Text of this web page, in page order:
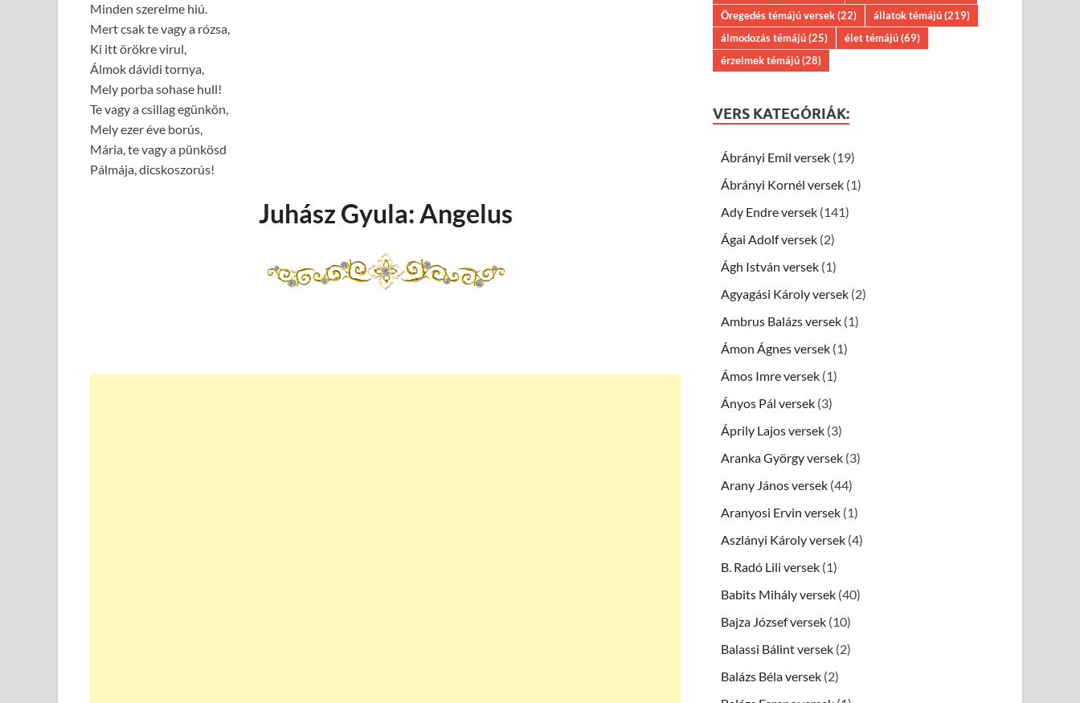
Minden szerelme hiú.
Mert csak te vagy a rózsa,
Ki itt örökre virul,
Álmok dávidi tornya,
Mely porba sohase hull!
Te vagy a csillag egünkön,
Mely ezer éve borús,
Mária, te vagy a pünkösd
Pálmája, dicskoszorús!
Juhász Gyula: Angelus
Öregedés témájú versek(22) állatok témájú(219)
álmodozás témájú(25) élet témájú(69)
érzelmek témájú(28)
VERS KATEGÓRIÁK:
Ábrányi Emil versek (19)
Ábrányi Kornél versek (1)
Ady Endre versek (141)
Ágai Adolf versek (2)
Ágh István versek (1)
Agyagási Károly versek (2)
Ambrus Balázs versek (1)
Ámon Ágnes versek (1)
Ámos Imre versek (1)
Ányos Pál versek (3)
Áprily Lajos versek (3)
Aranka György versek (3)
Arany János versek (44)
Aranyosi Ervin versek (1)
Aszlányi Károly versek (4)
B. Radó Lili versek (1)
Babits Mihály versek (40)
Bajza József versek (10)
Balassi Bálint versek (2)
Balázs Béla versek (2)